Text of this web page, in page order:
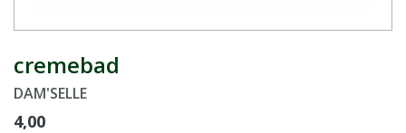
cremebad
DAM'SELLE
4,00